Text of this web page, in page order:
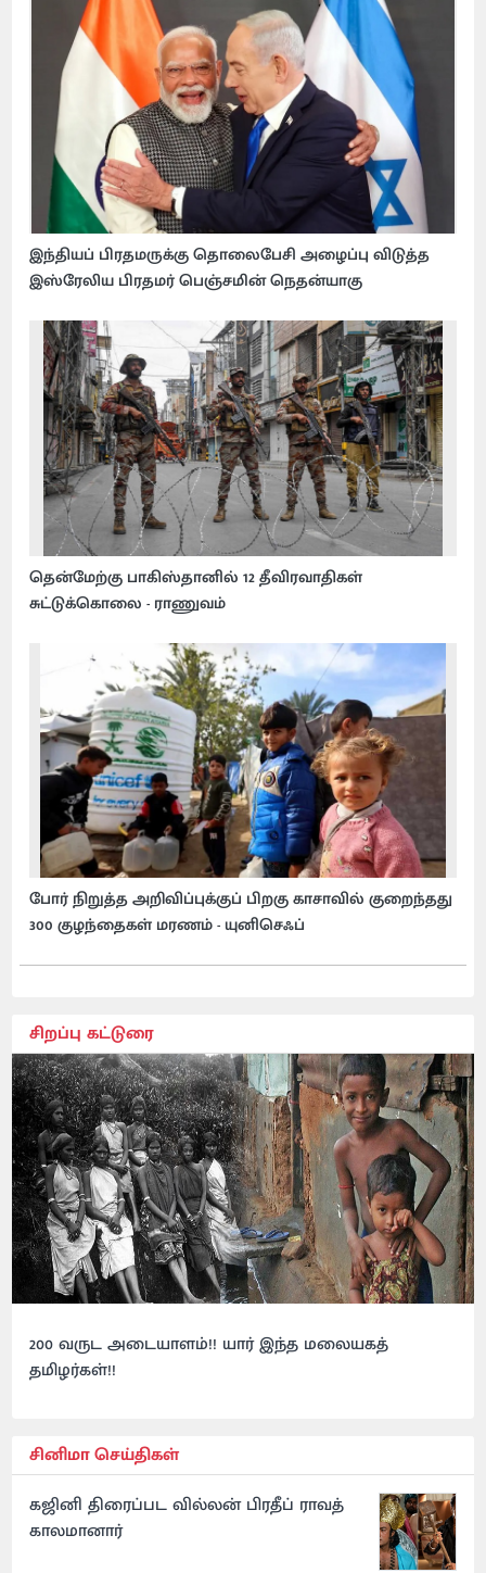
இந்தியப் பிரதமருக்கு தொலைபேசி அழைப்பு விடுத்த
இஸ்ரேலிய பிரதமர் பெஞ்சமின் நெதன்யாகு
தென்மேற்கு பாகிஸ்தானில் 12 தீவிரவாதிகள்
சுட்டுக்கொலை - ராணுவம்
போர் நிறுத்த அறிவிப்புக்குப் பிறகு காசாவில் குறைந்தது
300 குழந்தைகள் மரணம் - யுனிசெஃப்
சிறப்பு கட்டுரை
200 வருட அடையாளம்!! யார் இந்த மலையகத்
தமிழர்கள்!!
சினிமா செய்திகள்
கஜினி திரைப்பட வில்லன் பிரதீப் ராவத்
காலமானார்